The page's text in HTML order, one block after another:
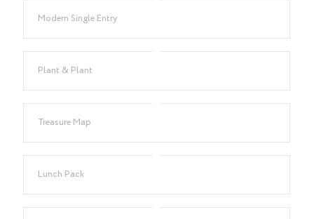
Modern Single Entry
Plant & Plant
Treasure Map
Lunch Pack